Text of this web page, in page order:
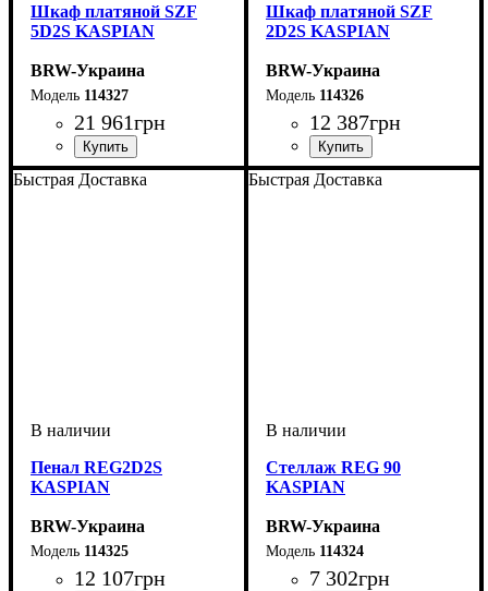
Шкаф платяной SZF
5D2S KASPIAN
BRW-Украина
114327
21 961грн
ширина, мм: 1535
высота, мм: 2111
глубина, мм: 555
Шкаф платяной SZF
2D2S KASPIAN
BRW-Украина
114326
12 387грн
ширина, мм: 900
высота, мм: 2005
глубина, мм: 555
Быстрая Доставка
Пенал REG2D2S
KASPIAN
BRW-Украина
114325
12 107грн
Быстрая Доставка
Стеллаж REG 90
KASPIAN
BRW-Украина
114324
7 302грн